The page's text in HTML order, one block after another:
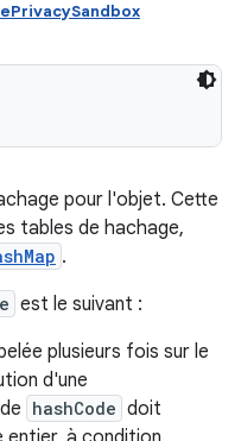
pour l'objet. Cette
tables de hachage,
.
est le suivant :
plusieurs fois sur le
d'une
hashCode doit